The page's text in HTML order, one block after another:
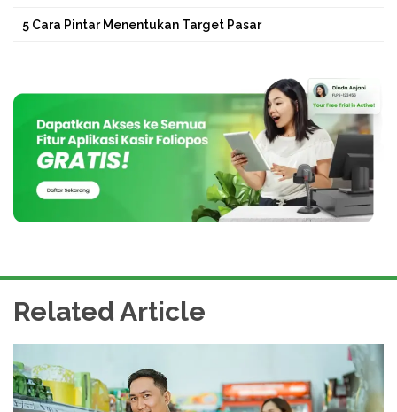
5 Cara Pintar Menentukan Target Pasar
Related Article